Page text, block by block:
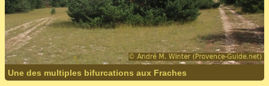
Une des multiples bifurcations aux Fraches